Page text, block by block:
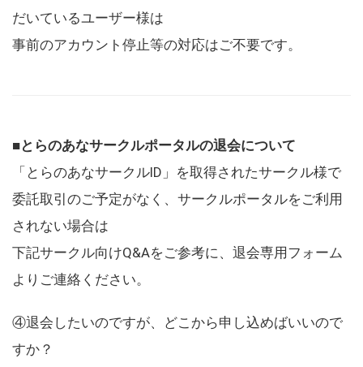
だいているユーザー様は
事前のアカウント停止等の対応はご不要です。
■とらのあなサークルポータルの退会について
「とらのあなサークルID」を取得されたサークル様で
委託取引のご予定がなく、サークルポータルをご利用
されない場合は
下記サークル向けQ&Aをご参考に、退会専用フォーム
よりご連絡ください。
④退会したいのですが、どこから申し込めばいいので
すか？